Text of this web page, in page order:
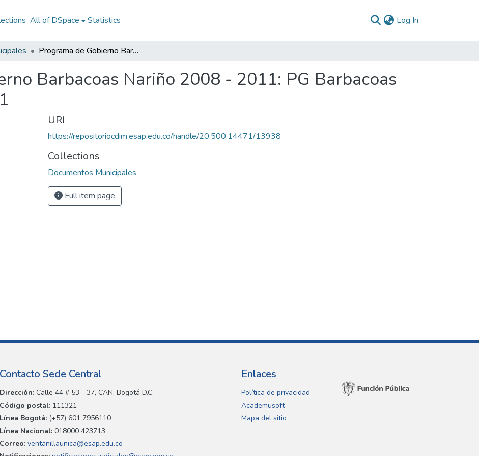
All of DSpace Statistics Log In
Programa de Gobierno Barbacoas Nariño 2008 - 2011: PG Barbacoas Nariño 2008 - 2011
Barbacoas Nariño 2008 - 2011: PG Barbacoas
URI
https://repositoriocdim.esap.edu.co/handle/20.500.14471/13938
Collections
Documentos Municipales
Full item page
Contacto Sede Central
Dirección: Calle 44 # 53 - 37, CAN, Bogotá D.C.
Código postal: 111321
Línea Bogotá: (+57) 601 7956110
Línea Nacional: 018000 423713
Correo: ventanillaunica@esap.edu.co
Enlaces
Política de privacidad
Academusoft
Mapa del sitio